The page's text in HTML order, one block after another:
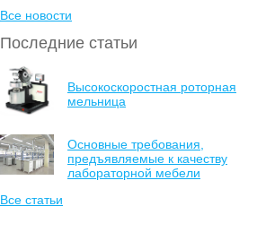
Все новости
Последние статьи
Высокоскоростная роторная
мельница
Основные требования,
предъявляемые к качеству
лабораторной мебели
Все статьи